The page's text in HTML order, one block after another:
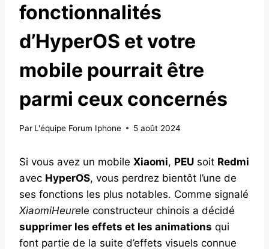
fonctionnalités
d’HyperOS et votre
mobile pourrait être
parmi ceux concernés
Par L'équipe Forum Iphone 5 août 2024
Si vous avez un mobile Xiaomi, PEU soit Redmi
avec HyperOS, vous perdrez bientôt l’une de
ses fonctions les plus notables. Comme signalé
XiaomiHeurele constructeur chinois a décidé
supprimer les effets et les animations qui
font partie de la suite d’effets visuels connue